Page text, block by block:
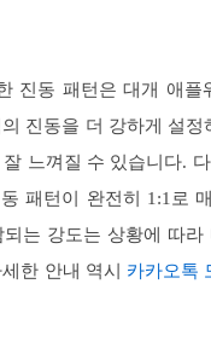
진동 패턴은 대개 애플
진동을 더 강하게 설정
느껴질 수 있습니다.
패턴이 완전히 1:1로
는 강도는 상황에 따라
한 안내 역시 카카오톡